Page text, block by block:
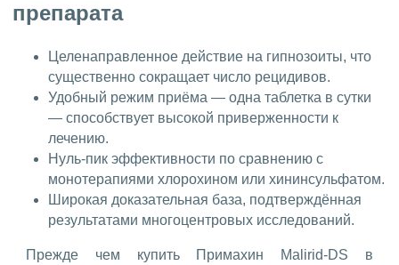
препарата
Целенаправленное действие на гипнозоиты, что
существенно сокращает число рецидивов.
Удобный режим приёма — одна таблетка в сутки
— способствует высокой приверженности к
лечению.
Нуль-пик эффективности по сравнению с
монотерапиями хлорохином или хининсульфатом.
Широкая доказательная база, подтверждённая
результатами многоцентровых исследований.
Прежде чем купить Примахин Malirid-DS в